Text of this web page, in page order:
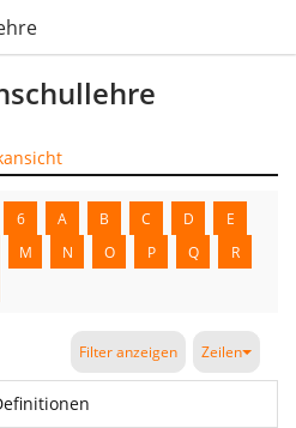
6 A B C D
E
M N O P Q
R
Filter anzeigen Zeilen